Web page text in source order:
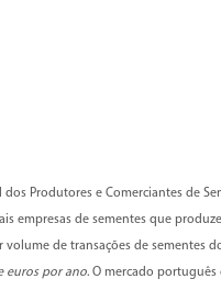
dos Produtores e Comerciantes de
empresas de sementes que
volume de transações de sementes
euros por ano. O mercado português